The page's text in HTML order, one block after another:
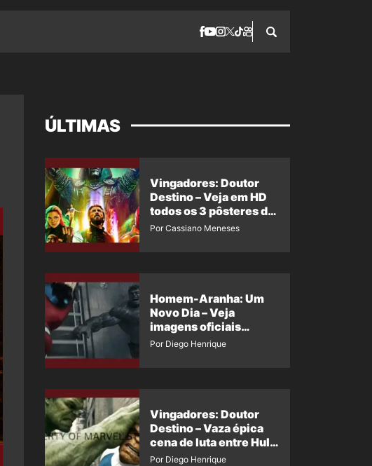
ÚLTIMAS
Vingadores: Doutor
Destino – Veja em HD
todos os 3 pôsteres de
‘Doomsday’ + 1 imagem
Por Cassiano Meneses
Homem-Aranha: Um
Novo Dia – Veja
imagens oficiais
descartadas do Hulk
Por Diego Henrique
Vingadores: Doutor
Destino – Vaza épica
cena de luta entre Hulk
e o Coisa
Por Diego Henrique